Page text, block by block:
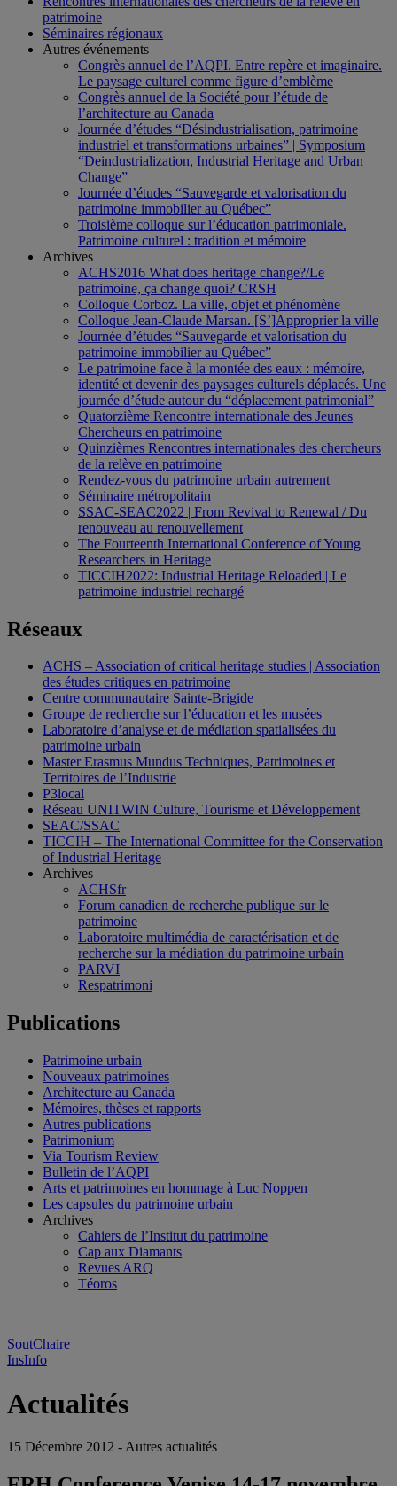
patrimoine
Séminaires régionaux
Autres événements
Congrès annuel de l’AQPI. Entre repère et imaginaire.
Le paysage culturel comme figure d’emblème
Congrès annuel de la Société pour l’étude de
l’architecture au Canada
Journée d’études “Désindustrialisation, patrimoine
industriel et transformations urbaines” | Symposium
“Deindustrialization, Industrial Heritage and Urban
Change”
Journée d’études “Sauvegarde et valorisation du
patrimoine immobilier au Québec”
Troisième colloque sur l’éducation patrimoniale.
Patrimoine culturel : tradition et mémoire
Archives
ACHS2016 What does heritage change?/Le
patrimoine, ça change quoi? CRSH
Colloque Corboz. La ville, objet et phénomène
Colloque Jean-Claude Marsan. [S’]Approprier la ville
Journée d’études “Sauvegarde et valorisation du
patrimoine immobilier au Québec”
Le patrimoine face à la montée des eaux : mémoire,
identité et devenir des paysages culturels déplacés. Une
journée d’étude autour du “déplacement patrimonial”
Quatorzième Rencontre internationale des Jeunes
Chercheurs en patrimoine
Quinzièmes Rencontres internationales des chercheurs
de la relève en patrimoine
Rendez-vous du patrimoine urbain autrement
Séminaire métropolitain
SSAC-SEAC2022 | From Revival to Renewal / Du
renouveau au renouvellement
The Fourteenth International Conference of Young
Researchers in Heritage
TICCIH2022: Industrial Heritage Reloaded | Le
patrimoine industriel rechargé
Réseaux
ACHS – Association of critical heritage studies | Association
des études critiques en patrimoine
Centre communautaire Sainte-Brigide
Groupe de recherche sur l’éducation et les musées
Laboratoire d’analyse et de médiation spatialisées du
patrimoine urbain
Master Erasmus Mundus Techniques, Patrimoines et
Territoires de l’Industrie
P3local
Réseau UNITWIN Culture, Tourisme et Développement
SEAC/SSAC
TICCIH – The International Committee for the Conservation
of Industrial Heritage
Archives
ACHSfr
Forum canadien de recherche publique sur le
patrimoine
Laboratoire multimédia de caractérisation et de
recherche sur la médiation du patrimoine urbain
PARVI
Respatrimoni
Publications
Patrimoine urbain
Nouveaux patrimoines
Architecture au Canada
Mémoires, thèses et rapports
Autres publications
Patrimonium
Via Tourism Review
Bulletin de l’AQPI
Arts et patrimoines en hommage à Luc Noppen
Les capsules du patrimoine urbain
Archives
Cahiers de l’Institut du patrimoine
Cap aux Diamants
Revues ARQ
Téoros
SoutChaire
InsInfo
Actualités
15 Décembre 2012 - Autres actualités